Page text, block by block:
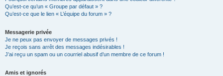
Qu’est-ce qu’un « Groupe par défaut » ?
Qu’est-ce que le lien « L’équipe du forum » ?
Messagerie privée
Je ne peux pas envoyer de messages privés !
Je reçois sans arrêt des messages indésirables !
J’ai reçu un spam ou un courriel abusif d’un membre de ce forum !
Amis et ignorés